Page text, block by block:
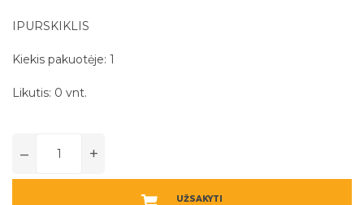
IPURSKIKLIS
Kiekis pakuotėje: 1
Likutis: 0 vnt.
– +
UŽSAKYTI